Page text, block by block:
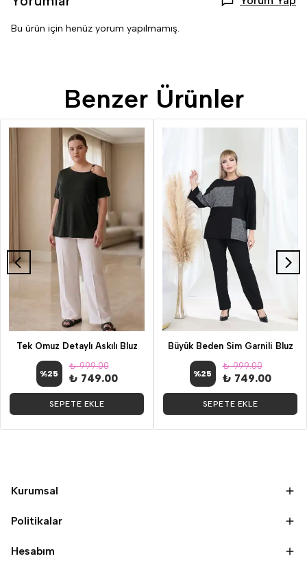
Bu ürün için henüz yorum yapılmamış.
Benzer Ürünler
Tek Omuz Detaylı Askılı Bluz
%25
₺ 999.00
₺ 749.00
SEPETE EKLE
Büyük Beden Sim Garnili Bluz
%25
₺ 999.00
₺ 749.00
SEPETE EKLE
Kurumsal
Politikalar
Hesabım